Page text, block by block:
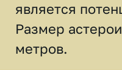
является
Размер
метров.